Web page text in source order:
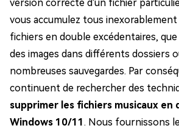
version correcte d'un fichier
vous accumulez tous
fichiers en double excédentaires,
des images dans différents dossiers
nombreuses sauvegardes. Par
continuent de rechercher des
supprimer les fichiers musicaux en
Windows 10/11. Nous fournissons